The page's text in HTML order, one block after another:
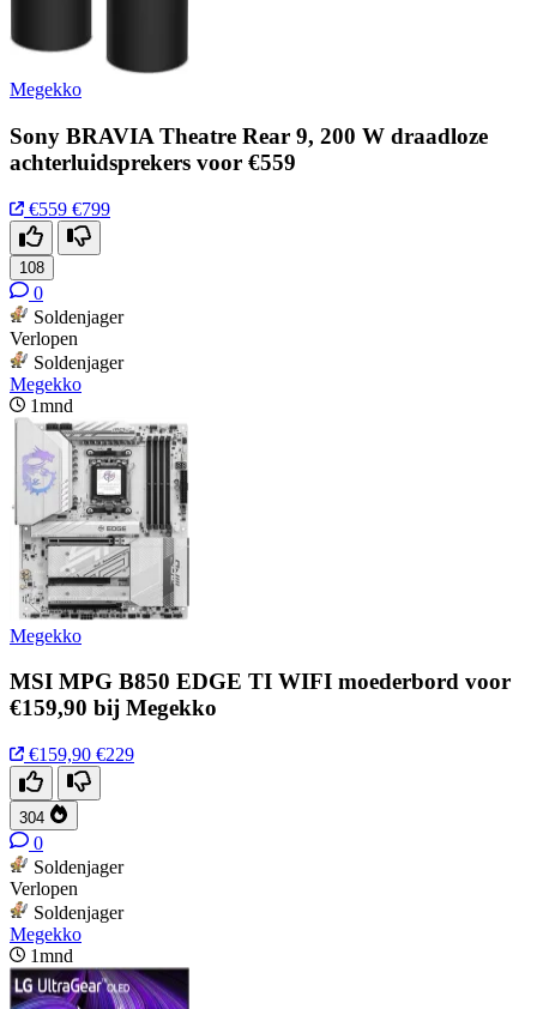
Megekko
Sony BRAVIA Theatre Rear 9, 200 W draadloze
achterluidsprekers voor €559
€559 €799
108
0
Soldenjager
Verlopen
Soldenjager
Megekko
1mnd
Megekko
MSI MPG B850 EDGE TI WIFI moederbord voor
€159,90 bij Megekko
€159,90 €229
304
0
Soldenjager
Verlopen
Soldenjager
Megekko
1mnd